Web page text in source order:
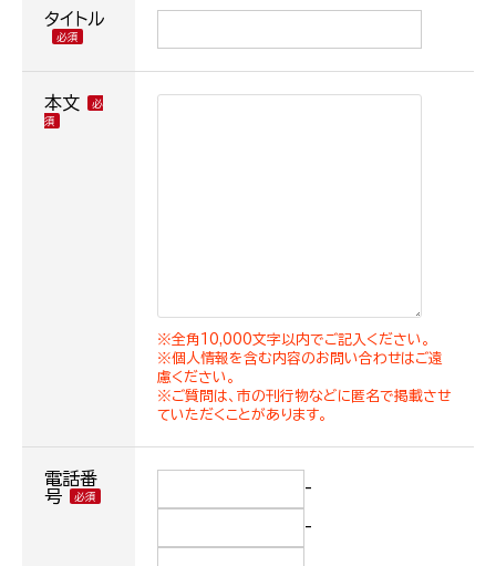
タイトル
本文
※全角10,000文字以内でご記入ください。
※個人情報を含む内容のお問い合わせはご遠
慮ください。
※ご質問は、市の刊行物などに匿名で掲載させ
ていただくことがあります。
電話番
号
-
-